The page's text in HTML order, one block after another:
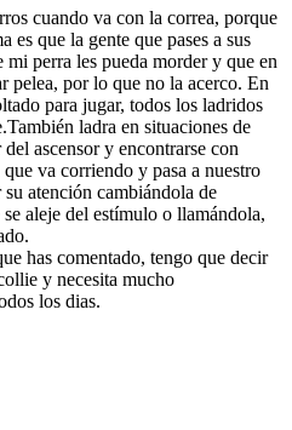
cuando va con la correa, porque
es que la gente que pases a sus
mi perra les pueda morder y que en
pelea, por lo que no la acerco. En
para jugar, todos los ladridos
ladra en situaciones de
ascensor y encontrarse con
va corriendo y pasa a nuestro
atención cambiándola de
aleje del estímulo o llamándola,
has comentado, tengo que decir
y necesita mucho
los dias.